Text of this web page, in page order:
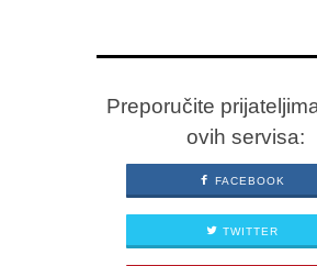
Preporučite
ovih servisa:
FACEBOOK
TWITTER